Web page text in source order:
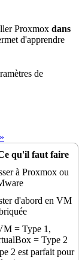
Proxmox dans
d'apprendre
de
qu'il faut faire
à Proxmox ou
d'abord en VM
= Type 1,
= Type 2
2 est parfait pour